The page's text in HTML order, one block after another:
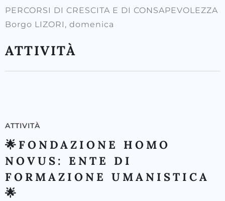
PERCORSI DI CRESCITA E DI CONSAPEVOLEZZA
Borgo LIZORI, domenica
ATTIVITÀ
ATTIVITÀ
🌟FONDAZIONE HOMO
NOVUS: ENTE DI
FORMAZIONE UMANISTICA
🌟